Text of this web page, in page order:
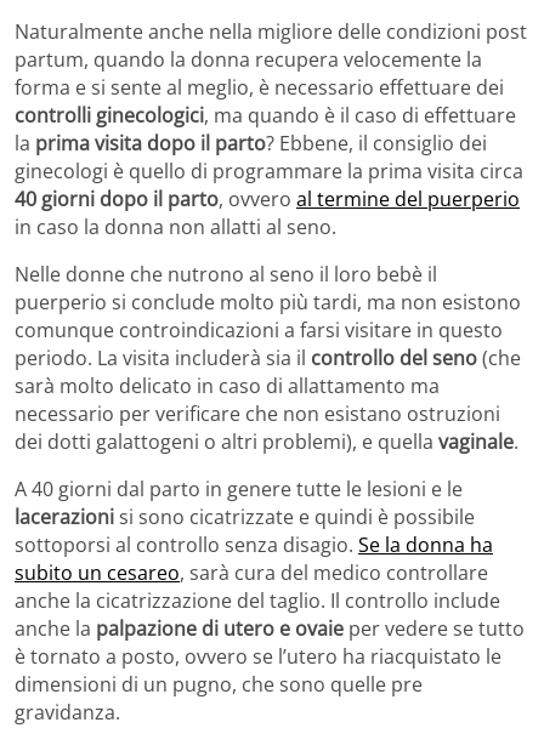
Naturalmente anche nella migliore delle condizioni post
partum, quando la donna recupera velocemente la
forma e si sente al meglio, è necessario effettuare dei
controlli ginecologici, ma quando è il caso di effettuare
la prima visita dopo il parto? Ebbene, il consiglio dei
ginecologi è quello di programmare la prima visita circa
40 giorni dopo il parto, ovvero al termine del puerperio
in caso la donna non allatti al seno.
Nelle donne che nutrono al seno il loro bebè il
puerperio si conclude molto più tardi, ma non esistono
comunque controindicazioni a farsi visitare in questo
periodo. La visita includerà sia il controllo del seno(che
sarà molto delicato in caso di allattamento ma
necessario per verificare che non esistano ostruzioni
dei dotti galattogeni o altri problemi), e quella vaginale.
A 40 giorni dal parto in genere tutte le lesioni e le
lacerazionisi sono cicatrizzate e quindi è possibile
sottoporsi al controllo senza disagio. Se la donna ha
subito un cesareo, sarà cura del medico controllare
anche la cicatrizzazione del taglio. Il controllo include
anche la palpazione di utero e ovaie per vedere se tutto
è tornato a posto, ovvero se l’utero ha riacquistato le
dimensioni di un pugno, che sono quelle pre
gravidanza.